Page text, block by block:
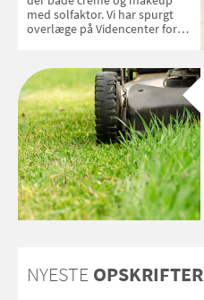
med solfaktor. Vi har spurgt
overlæge på Videncenter for
med SPF kan erstatte
solcreme, når man bevæger
sig ud i solen
NYESTE OPSKRIFTER